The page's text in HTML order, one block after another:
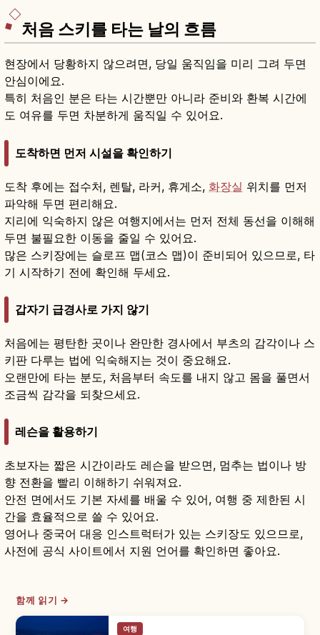
처음 스키를 타는 날의 흐름
현장에서 당황하지 않으려면, 당일 움직임을 미리 그려 두면
안심이에요.
특히 처음인 분은 타는 시간뿐만 아니라 준비와 환복 시간에
도 여유를 두면 차분하게 움직일 수 있어요.
도착하면 먼저 시설을 확인하기
도착 후에는 접수처, 렌탈, 라커, 휴게소, 화장실 위치를 먼저
파악해 두면 편리해요.
지리에 익숙하지 않은 여행지에서는 먼저 전체 동선을 이해해
두면 불필요한 이동을 줄일 수 있어요.
많은 스키장에는 슬로프 맵(코스 맵)이 준비되어 있으므로, 타
기 시작하기 전에 확인해 두세요.
갑자기 급경사로 가지 않기
처음에는 평탄한 곳이나 완만한 경사에서 부츠의 감각이나 스
키판 다루는 법에 익숙해지는 것이 중요해요.
오랜만에 타는 분도, 처음부터 속도를 내지 않고 몸을 풀면서
조금씩 감각을 되찾으세요.
레슨을 활용하기
초보자는 짧은 시간이라도 레슨을 받으면, 멈추는 법이나 방
향 전환을 빨리 이해하기 쉬워져요.
안전 면에서도 기본 자세를 배울 수 있어, 여행 중 제한된 시
간을 효율적으로 쓸 수 있어요.
영어나 중국어 대응 인스트럭터가 있는 스키장도 있으므로,
사전에 공식 사이트에서 지원 언어를 확인하면 좋아요.
함께 읽기 →
여행